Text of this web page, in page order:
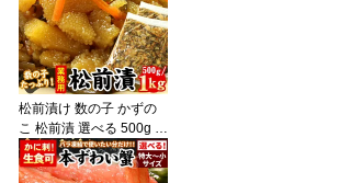
松前漬け 数の子 かずの
こ 松前漬 選べる 500g /
1kg 松前 松前漬け数の子
かずのこ 訳あり わけあ